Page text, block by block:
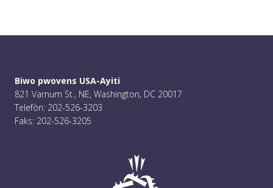
Biwo pwovens USA-Ayiti
821 Varnum St., NE, Washington, DC 20017
Telefòn: 202-526-3203
Faks: 202-526-3205